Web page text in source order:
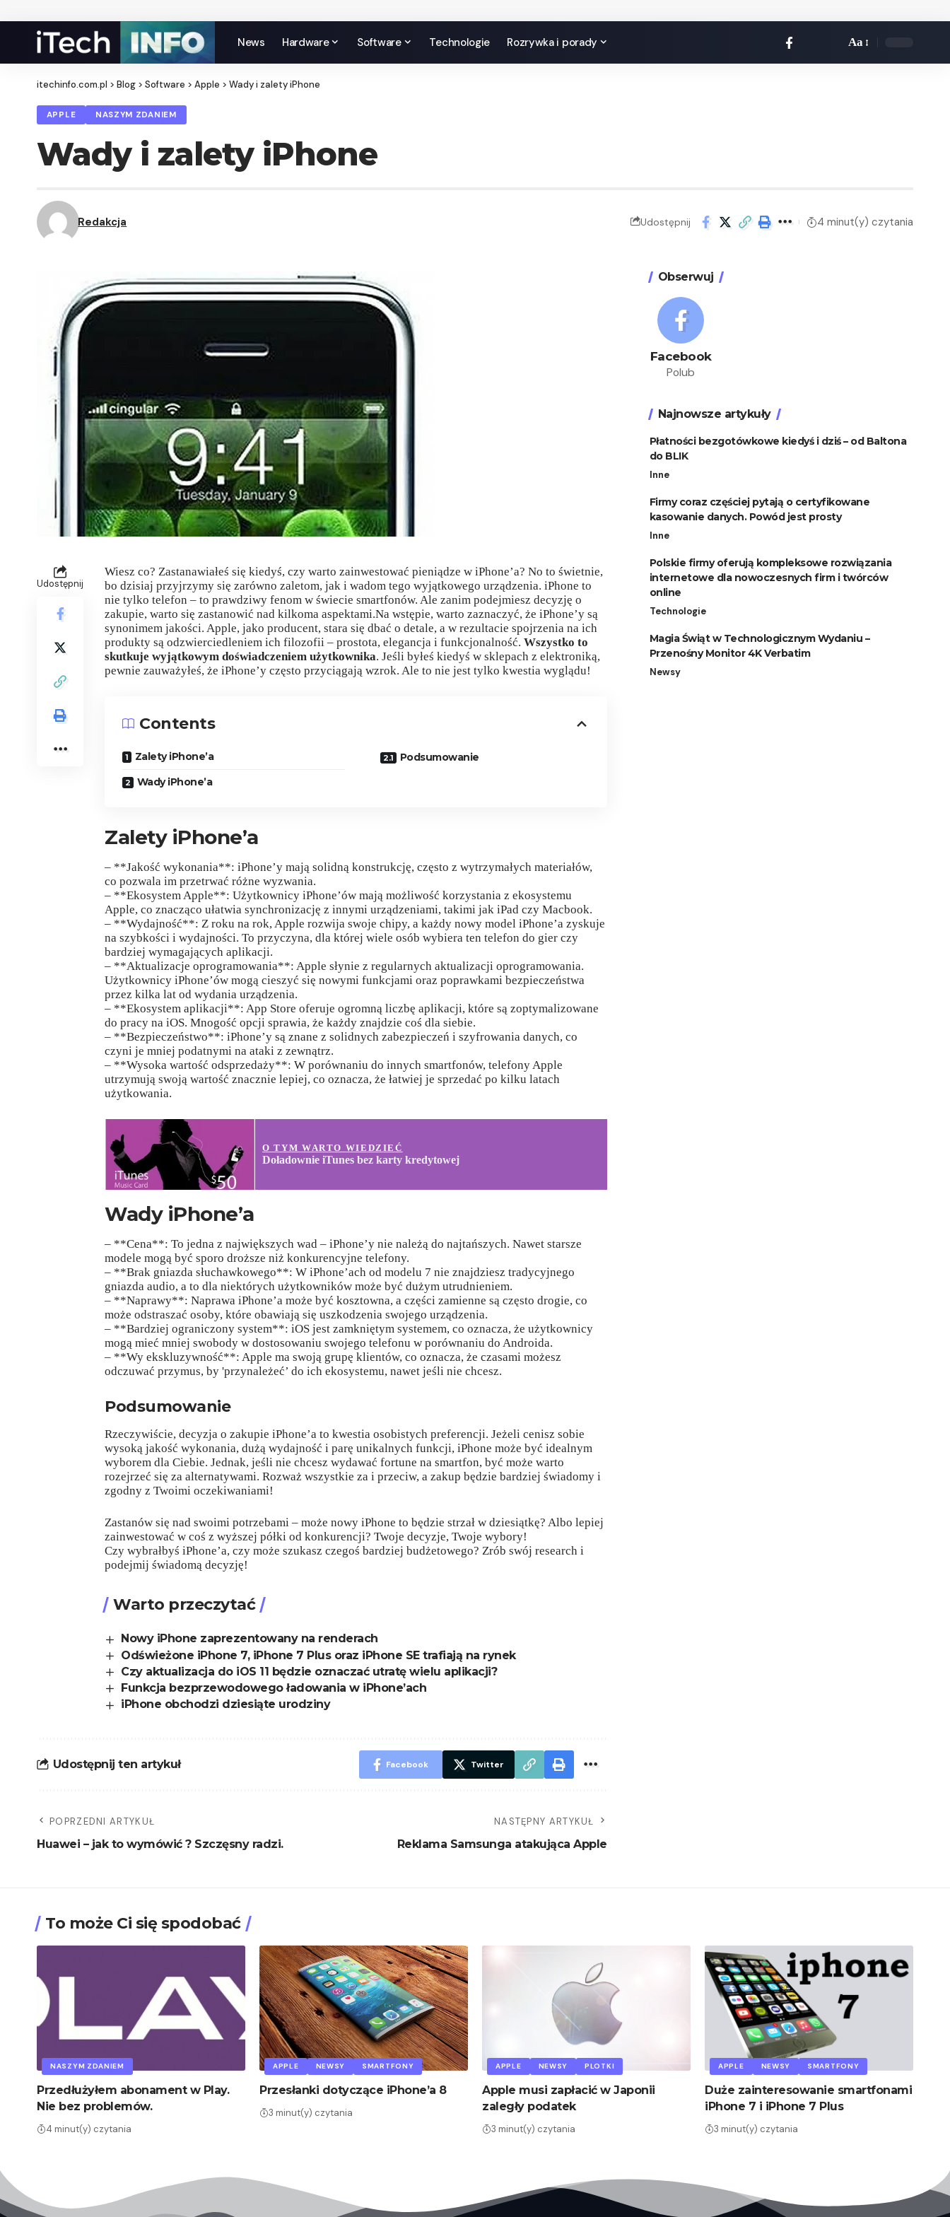
News Hardware Software Technologie Rozrywka i porady Aa
itechinfo.com.pl > Blog > Software > Apple > Wady i zalety iPhone
APPLE NASZYM ZDANIEM
Wady i zalety iPhone
Redakcja Udostępnij 4 minut(y) czytania
Udostępnij
Wiesz co? Zastanawiałeś się kiedyś, czy warto zainwestować pieniądze w iPhone’a? No to świetnie,
bo dzisiaj przyjrzymy się zarówno zaletom, jak i wadom tego wyjątkowego urządzenia. iPhone to
nie tylko telefon – to prawdziwy fenom w świecie smartfonów. Ale zanim podejmiesz decyzję o
zakupie, warto się zastanowić nad kilkoma aspektami.Na wstępie, warto zaznaczyć, że iPhone’y są
synonimem jakości. Apple, jako producent, stara się dbać o detale, a w rezultacie spojrzenia na ich
produkty są odzwierciedleniem ich filozofii – prostota, elegancja i funkcjonalność. Wszystko to
skutkuje wyjątkowym doświadczeniem użytkownika. Jeśli byłeś kiedyś w sklepach z elektroniką,
pewnie zauważyłeś, że iPhone’y często przyciągają wzrok. Ale to nie jest tylko kwestia wyglądu!
Contents
Zalety iPhone’a
Wady iPhone’a
Podsumowanie
Zalety iPhone’a
– **Jakość wykonania**: iPhone’y mają solidną konstrukcję, często z wytrzymałych materiałów,
co pozwala im przetrwać różne wyzwania.
– **Ekosystem Apple**: Użytkownicy iPhone’ów mają możliwość korzystania z ekosystemu
Apple, co znacząco ułatwia synchronizację z innymi urządzeniami, takimi jak iPad czy Macbook.
– **Wydajność**: Z roku na rok, Apple rozwija swoje chipy, a każdy nowy model iPhone’a zyskuje
na szybkości i wydajności. To przyczyna, dla której wiele osób wybiera ten telefon do gier czy
bardziej wymagających aplikacji.
– **Aktualizacje oprogramowania**: Apple słynie z regularnych aktualizacji oprogramowania.
Użytkownicy iPhone’ów mogą cieszyć się nowymi funkcjami oraz poprawkami bezpieczeństwa
przez kilka lat od wydania urządzenia.
– **Ekosystem aplikacji**: App Store oferuje ogromną liczbę aplikacji, które są zoptymalizowane
do pracy na iOS. Mnogość opcji sprawia, że każdy znajdzie coś dla siebie.
– **Bezpieczeństwo**: iPhone’y są znane z solidnych zabezpieczeń i szyfrowania danych, co
czyni je mniej podatnymi na ataki z zewnątrz.
– **Wysoka wartość odsprzedaży**: W porównaniu do innych smartfonów, telefony Apple
utrzymują swoją wartość znacznie lepiej, co oznacza, że łatwiej je sprzedać po kilku latach
użytkowania.
O TYM WARTO WIEDZIEĆ
Doładownie iTunes bez karty kredytowej
Wady iPhone’a
– **Cena**: To jedna z największych wad – iPhone’y nie należą do najtańszych. Nawet starsze
modele mogą być sporo droższe niż konkurencyjne telefony.
– **Brak gniazda słuchawkowego**: W iPhone’ach od modelu 7 nie znajdziesz tradycyjnego
gniazda audio, a to dla niektórych użytkowników może być dużym utrudnieniem.
– **Naprawy**: Naprawa iPhone’a może być kosztowna, a części zamienne są często drogie, co
może odstraszać osoby, które obawiają się uszkodzenia swojego urządzenia.
– **Bardziej ograniczony system**: iOS jest zamkniętym systemem, co oznacza, że użytkownicy
mogą mieć mniej swobody w dostosowaniu swojego telefonu w porównaniu do Androida.
– **Wy ekskluzywność**: Apple ma swoją grupę klientów, co oznacza, że czasami możesz
odczuwać przymus, by 'przynależeć’ do ich ekosystemu, nawet jeśli nie chcesz.
Podsumowanie
Rzeczywiście, decyzja o zakupie iPhone’a to kwestia osobistych preferencji. Jeżeli cenisz sobie
wysoką jakość wykonania, dużą wydajność i parę unikalnych funkcji, iPhone może być idealnym
wyborem dla Ciebie. Jednak, jeśli nie chcesz wydawać fortune na smartfon, być może warto
rozejrzeć się za alternatywami. Rozważ wszystkie za i przeciw, a zakup będzie bardziej świadomy i
zgodny z Twoimi oczekiwaniami!
Zastanów się nad swoimi potrzebami – może nowy iPhone to będzie strzał w dziesiątkę? Albo lepiej
zainwestować w coś z wyższej półki od konkurencji? Twoje decyzje, Twoje wybory!
Czy wybrałbyś iPhone’a, czy może szukasz czegoś bardziej budżetowego? Zrób swój research i
podejmij świadomą decyzję!
Warto przeczytać
Nowy iPhone zaprezentowany na renderach
Odświeżone iPhone 7, iPhone 7 Plus oraz iPhone SE trafiają na rynek
Czy aktualizacja do iOS 11 będzie oznaczać utratę wielu aplikacji?
Funkcja bezprzewodowego ładowania w iPhone’ach
iPhone obchodzi dziesiąte urodziny
Udostępnij ten artykuł Facebook Twitter
POPRZEDNI ARTYKUŁ
Huawei – jak to wymówić ? Szczęsny radzi.
NASTĘPNY ARTYKUŁ
Reklama Samsunga atakująca Apple
Obserwuj
Facebook
Polub
Najnowsze artykuły
Płatności bezgotówkowe kiedyś i dziś – od Baltona
do BLIK
Inne
Firmy coraz częściej pytają o certyfikowane
kasowanie danych. Powód jest prosty
Inne
Polskie firmy oferują kompleksowe rozwiązania
internetowe dla nowoczesnych firm i twórców
online
Technologie
Magia Świąt w Technologicznym Wydaniu –
Przenośny Monitor 4K Verbatim
Newsy
To może Ci się spodobać
NASZYM ZDANIEM
Przedłużyłem abonament w Play.
Nie bez problemów.
4 minut(y) czytania
APPLE NEWSY SMARTFONY
Przesłanki dotyczące iPhone’a 8
3 minut(y) czytania
APPLE NEWSY PLOTKI
Apple musi zapłacić w Japonii
zaległy podatek
3 minut(y) czytania
APPLE NEWSY SMARTFONY
Duże zainteresowanie smartfonami
iPhone 7 i iPhone 7 Plus
3 minut(y) czytania